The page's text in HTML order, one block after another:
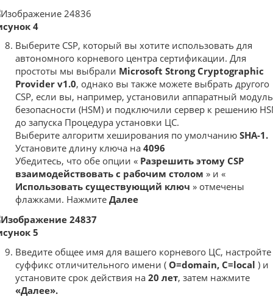
4
Выберите CSP, который вы хотите использовать для
автономного корневого центра сертификации. Для
простоты мы выбрали Microsoft Strong Cryptographic
Provider v1.0, однако вы также можете выбрать другого
CSP, если вы, например, установили аппаратный модуль
безопасности (HSM) и подключили сервер к решению
до запуска Процедура установки ЦС.
Выберите алгоритм хеширования по умолчанию SHA-1.
Установите длину ключа на 4096
Убедитесь, что обе опции « Разрешить этому CSP
взаимодействовать с рабочим столом » и «
Использовать существующий ключ » отмечены
флажками. Нажмите Далее
5
Введите общее имя для вашего корневого ЦС, настройте
суффикс отличительного имени ( O=domain, C=local ) и
установите срок действия на 20 лет, затем нажмите
«Далее».